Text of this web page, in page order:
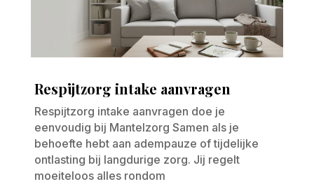
Respijtzorg intake aanvragen
Respijtzorg intake aanvragen doe je
eenvoudig bij Mantelzorg Samen als je
behoefte hebt aan adempauze of tijdelijke
ontlasting bij langdurige zorg. Jij regelt
moeiteloos alles rondom